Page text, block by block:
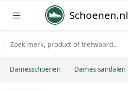
Schoenen.nl
Damesschoenen Dames sandalen